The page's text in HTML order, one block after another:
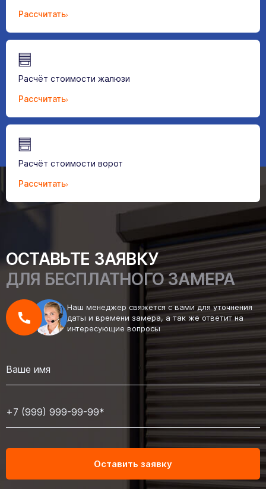
Рассчитать
Расчёт стоимости жалюзи
Рассчитать
Расчёт стоимости ворот
Рассчитать
ОСТАВЬТЕ ЗАЯВКУ
ДЛЯ БЕСПЛАТНОГО ЗАМЕРА
Наш менеджер свяжется с вами для уточнения
даты и времени замера, а так же ответит на
интересующие вопросы